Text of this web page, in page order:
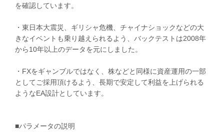
を確認しています。
・東日本大震災、ギリシャ危機、チャイナショックなどの大
きなイベントも乗り越えられるよう、バックテストは2008年
から10年以上のデータを元にしました。
・FXをギャンブルではなく、株などと同様に資産運用の一部
としてご採用頂けるよう、長期で安定して利益を上げられる
ようなEA設計としています。
■パラメータの説明